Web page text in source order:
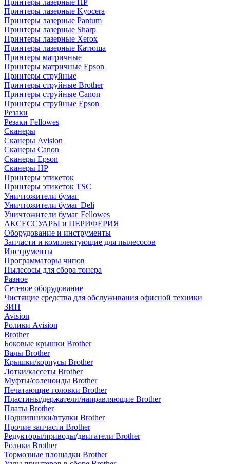
Принтеры лазерные HP
Принтеры лазерные Kyocera
Принтеры лазерные Pantum
Принтеры лазерные Sharp
Принтеры лазерные Xerox
Принтеры лазерные Катюша
Принтеры матричные
Принтеры матричные Epson
Принтеры струйные
Принтеры струйные Brother
Принтеры струйные Canon
Принтеры струйные Epson
Резаки
Резаки Fellowes
Сканеры
Сканеры Avision
Сканеры Canon
Сканеры Epson
Сканеры HP
Принтеры этикеток
Принтеры этикеток TSC
Уничтожители бумаг
Уничтожители бумаг Deli
Уничтожители бумаг Fellowes
АКСЕССУАРЫ и ПЕРИФЕРИЯ
Оборудование и инструменты
Запчасти и комплектующие для пылесосов
Инструменты
Программаторы чипов
Пылесосы для сбора тонера
Разное
Сетевое оборудование
Чистящие средства для обслуживания офисной техники
ЗИП
Avision
Ролики Avision
Brother
Боковые крышки Brother
Валы Brother
Крышки/корпусы Brother
Лотки/кассеты Brother
Муфты/соленоиды Brother
Печатающие головки Brother
Пластины/держатели/направляющие Brother
Платы Brother
Подшипники/втулки Brother
Прочие запчасти Brother
Редукторы/приводы/двигатели Brother
Ролики Brother
Тормозные площадки Brother